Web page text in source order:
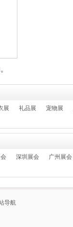
展 礼品展 宠物展
深圳展会 广州展会
导航